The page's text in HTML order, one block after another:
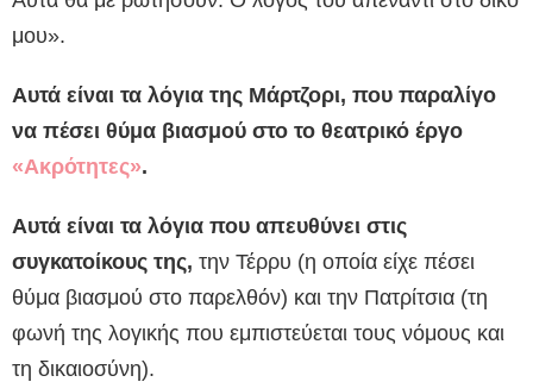
μου».
Αυτά είναι τα λόγια της Μάρτζορι, που παραλίγο
να πέσει θύμα βιασμού στο το θεατρικό έργο
«Ακρότητες».
Αυτά είναι τα λόγια που απευθύνει στις
συγκατοίκους της, την Τέρρυ (η οποία είχε πέσει
θύμα βιασμού στο παρελθόν) και την Πατρίτσια (τη
φωνή της λογικής που εμπιστεύεται τους νόμους και
τη δικαιοσύνη).